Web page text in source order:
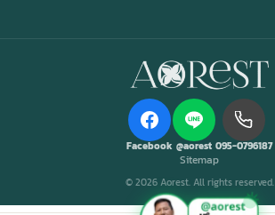
Facebook @aorest 095-0796187
Sitemap
© 2026 Aorest. All rights reserved.